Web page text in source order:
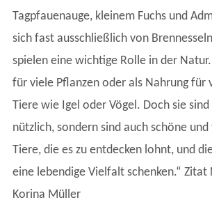
Tagpfauenauge, kleinem Fuchs und
sich fast ausschließlich von
spielen eine wichtige Rolle in der
für viele Pflanzen oder als Nahrung für
Tiere wie Igel oder Vögel. Doch sie
nützlich, sondern sind auch schöne
Tiere, die es zu entdecken lohnt, und
eine lebendige Vielfalt schenken.“ Zitat
Korina Müller